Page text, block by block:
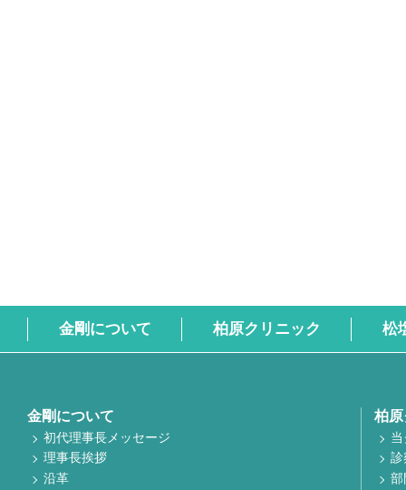
金剛について 柏原クリニック 松
金剛について
初代理事長メッセージ
理事長挨拶
沿革
柏
診
部